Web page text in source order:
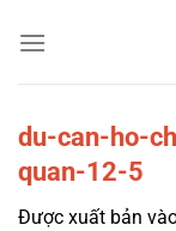
qua
du-can-ho-
quan-12-5
Được xuất bản